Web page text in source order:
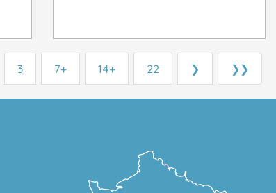
3 7+ 14+ 22 ❯ ❯❯